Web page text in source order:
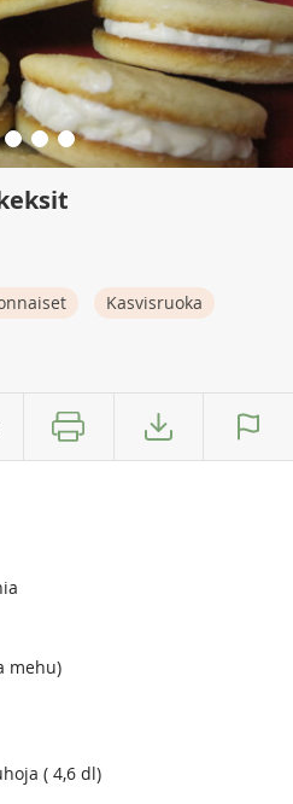
Kasvisruoka
mehu)
( 4,6 dl)